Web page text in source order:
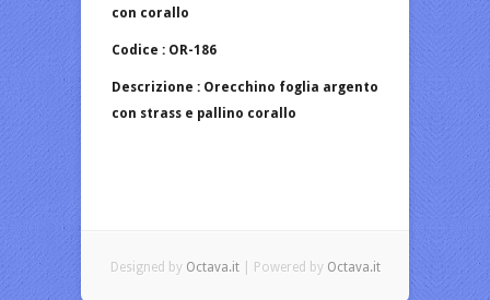
con corallo
Codice : OR-186
Descrizione : Orecchino foglia argento
con strass e pallino corallo
Designed by Octava.it| Powered by Octava.it